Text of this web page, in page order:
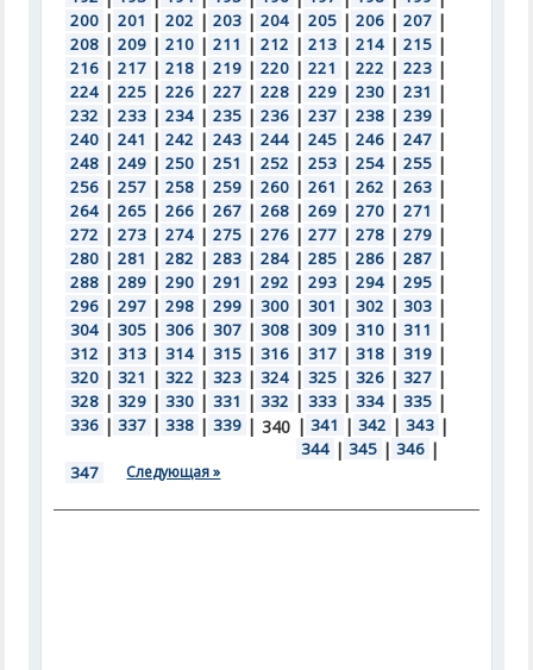
200 | 201 | 202 | 203 | 204 | 205 | 206 | 207 |
208 | 209 | 210 | 211 | 212 | 213 | 214 | 215 |
216 | 217 | 218 | 219 | 220 | 221 | 222 | 223 |
224 | 225 | 226 | 227 | 228 | 229 | 230 | 231 |
232 | 233 | 234 | 235 | 236 | 237 | 238 | 239 |
240 | 241 | 242 | 243 | 244 | 245 | 246 | 247 |
248 | 249 | 250 | 251 | 252 | 253 | 254 | 255 |
256 | 257 | 258 | 259 | 260 | 261 | 262 | 263 |
264 | 265 | 266 | 267 | 268 | 269 | 270 | 271 |
272 | 273 | 274 | 275 | 276 | 277 | 278 | 279 |
280 | 281 | 282 | 283 | 284 | 285 | 286 | 287 |
288 | 289 | 290 | 291 | 292 | 293 | 294 | 295 |
296 | 297 | 298 | 299 | 300 | 301 | 302 | 303 |
304 | 305 | 306 | 307 | 308 | 309 | 310 | 311 |
312 | 313 | 314 | 315 | 316 | 317 | 318 | 319 |
320 | 321 | 322 | 323 | 324 | 325 | 326 | 327 |
328 | 329 | 330 | 331 | 332 | 333 | 334 | 335 |
336 | 337 | 338 | 339 | 340 | 341 | 342 | 343 |
344 | 345 | 346 |
347 Следующая »